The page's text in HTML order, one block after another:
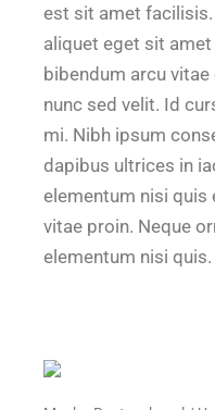
est sit amet
aliquet eget sit
bibendum arcu
nunc sed velit. Id
mi. Nibh ipsum
dapibus ultrices in
elementum nisi quis
vitae proin. Neque
elementum nisi quis.